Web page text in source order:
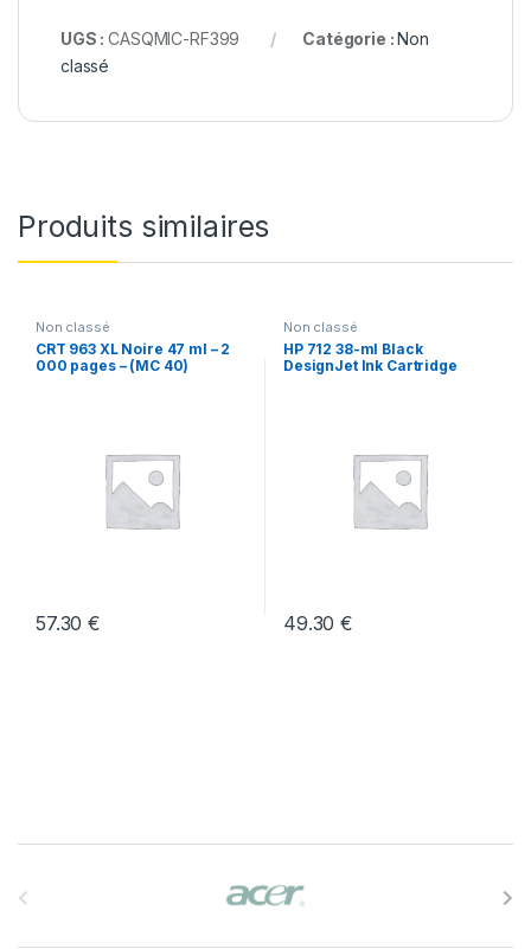
UGS :CASQMIC-RF399 Catégorie :Non
classé
Produits similaires
Non classé
CRT 963 XL Noire 47 ml – 2
000 pages – (MC 40)
57.30€
Non classé
HP 712 38-ml Black
DesignJet Ink Cartridge
49.30€